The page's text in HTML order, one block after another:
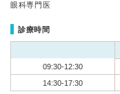
眼科専門医
診療時間
09:30-12:30
14:30-17:30